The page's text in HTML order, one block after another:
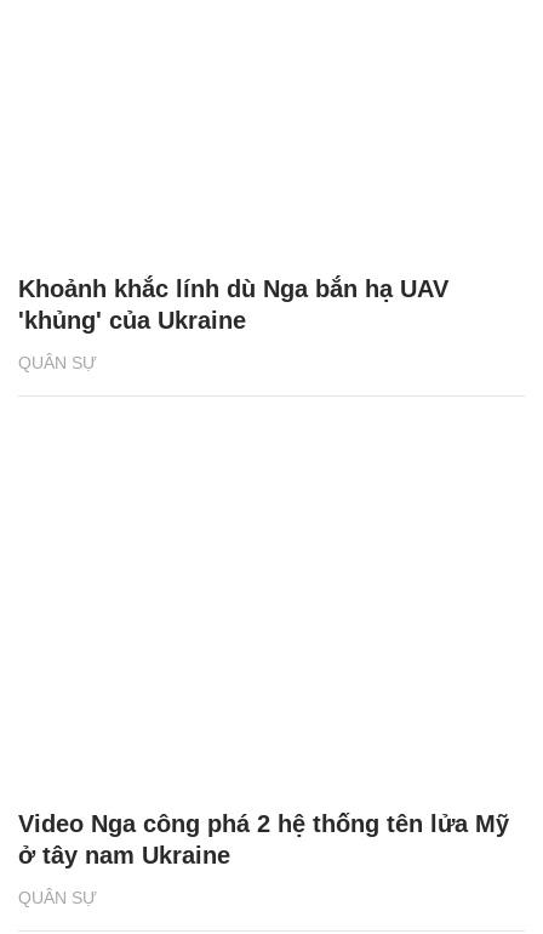
QUÂN SỰ
Khoảnh khắc lính dù Nga bắn hạ UAV
'khủng' của Ukraine
QUÂN SỰ
Video Nga công phá 2 hệ thống tên lửa Mỹ
ở tây nam Ukraine